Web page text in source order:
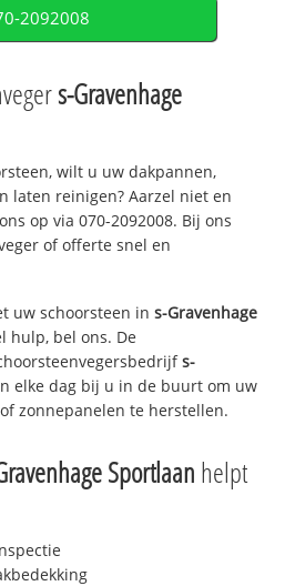
2092008
s-Gravenhage
wilt u uw dakpannen,
laten reinigen? Aarzel niet en
op via 070-2092008. Bij ons
of offerte snel en
uw schoorsteen ins-Gravenhage
hulp, bel ons. De
s-
elke dag bij u in de buurt om uw
zonnepanelen te herstellen.
Sportlaan helpt